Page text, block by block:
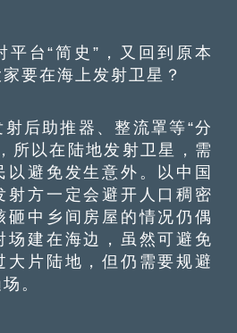
台“简史”，又回到原本
要在海上发射卫星？
助推器、整流罩等“分
所以在陆地发射卫星，需
以避免发生意外。以中国
射方一定会避开人口稠密
砸中乡间房屋的情况仍偶
场建在海边，虽然可避免
大片陆地，但仍需要规避
。